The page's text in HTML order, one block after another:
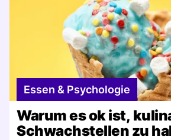
Essen & Psychologie
Warum es ok ist,
Schwachstellen zu